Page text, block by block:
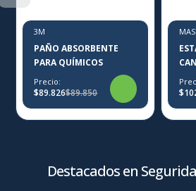
3M
PAÑO ABSORBENTE
PARA QUÍMICOS
Precio:
$89.826$89.850
Destacados en